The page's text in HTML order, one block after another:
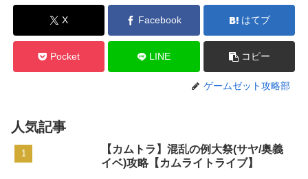
X Facebook はてブ
Pocket LINE コピー
ゲームゼット攻略部
人気記事
【カムトラ】混乱の例大祭(サヤ/奥義
イベ)攻略【カムライトライブ】